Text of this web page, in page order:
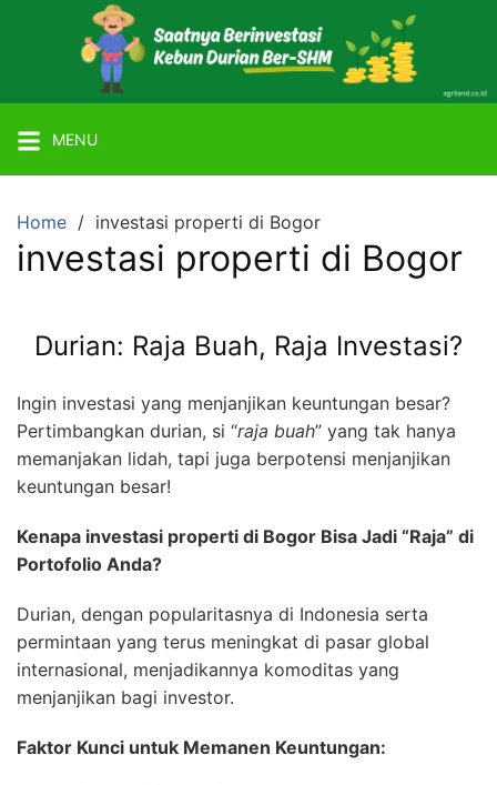
Agriland
Lahan
Kebun
Ber-
SHM
dengan
Durian
Alpukat
Miki
MENU
Home investasi properti di Bogor
investasi properti di Bogor
Durian: Raja Buah, Raja Investasi?
Ingin investasi yang menjanjikan keuntungan besar?
Pertimbangkan durian, si “raja buah” yang tak hanya
memanjakan lidah, tapi juga berpotensi menjanjikan
keuntungan besar!
Kenapa investasi properti di Bogor Bisa Jadi “Raja” di
Portofolio Anda?
Durian, dengan popularitasnya di Indonesia serta
permintaan yang terus meningkat di pasar global
internasional, menjadikannya komoditas yang
menjanjikan bagi investor.
Faktor Kunci untuk Memanen Keuntungan: